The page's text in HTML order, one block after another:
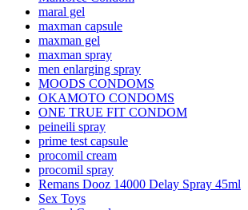
maral gel
maxman capsule
maxman gel
maxman spray
men enlarging spray
MOODS CONDOMS
OKAMOTO CONDOMS
ONE TRUE FIT CONDOM
peineili spray
prime test capsule
procomil cream
procomil spray
Remans Dooz 14000 Delay Spray 45ml
Sex Toys